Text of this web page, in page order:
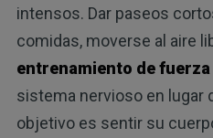
intensos. Dar paseos
comidas, moverse al aire
entrenamiento de fuerza
sistema nervioso en lugar
objetivo es sentir su